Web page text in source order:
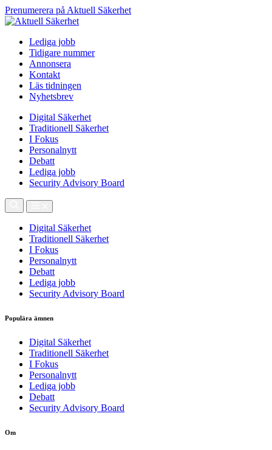
Prenumerera på Aktuell Säkerhet
Lediga jobb
Tidigare nummer
Annonsera
Kontakt
Läs tidningen
Nyhetsbrev
Digital Säkerhet
Traditionell Säkerhet
I Fokus
Personalnytt
Debatt
Lediga jobb
Security Advisory Board
Digital Säkerhet
Traditionell Säkerhet
I Fokus
Personalnytt
Debatt
Lediga jobb
Security Advisory Board
Populära ämnen
Digital Säkerhet
Traditionell Säkerhet
I Fokus
Personalnytt
Lediga jobb
Debatt
Security Advisory Board
Om